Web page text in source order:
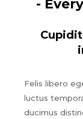
-
Felis libero
luctus
ducimus